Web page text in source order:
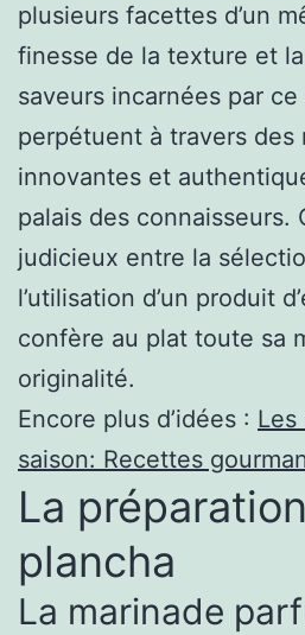
plusieurs facettes d’un
finesse de la texture et
saveurs incarnées par
perpétuent à travers des
innovantes et
palais des connaisseurs.
judicieux entre la
l’utilisation d’un produit
confère au plat toute sa
originalité.
Encore plus d’idées : Les
saison: Recettes
La
plancha
La marinade